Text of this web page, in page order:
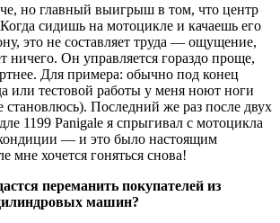
но главный выигрыш в том, что центр
сидишь на мотоцикле и качаешь его
это не составляет труда — ощущение,
ничего. Он управляется гораздо проще,
Для примера: обычно под конец
или тестовой работы у меня ноют ноги
становлюсь). Последний же раз после двух
1199 Panigale я спрыгивал с мотоцикла
— и это было настоящим
мне хочется гоняться снова!
переманить покупателей из
машин?